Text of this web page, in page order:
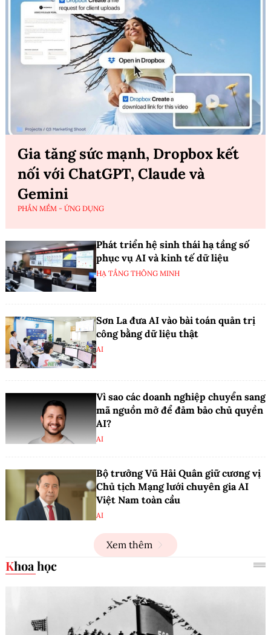
Gia tăng sức mạnh, Dropbox kết
nối với ChatGPT, Claude và
Gemini
PHẦN MỀM - ỨNG DỤNG
Phát triển hệ sinh thái hạ tầng số
phục vụ AI và kinh tế dữ liệu
HẠ TẦNG THÔNG MINH
Sơn La đưa AI vào bài toán quản trị
công bằng dữ liệu thật
AI
Vì sao các doanh nghiệp chuyển sang
mã nguồn mở để đảm bảo chủ quyền
AI?
AI
Bộ trưởng Vũ Hải Quân giữ cương vị
Chủ tịch Mạng lưới chuyên gia AI
Việt Nam toàn cầu
AI
Xem thêm
Khoa học